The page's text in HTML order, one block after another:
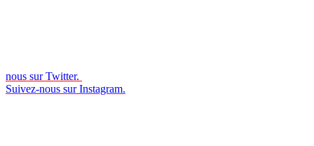
nous sur Twitter.
Suivez-nous sur Instagram.